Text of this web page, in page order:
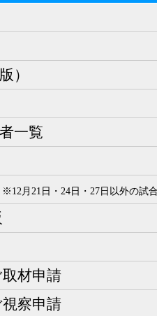
）
一覧
※12月21日・24日・27日以外の試
取材申請
視察申請